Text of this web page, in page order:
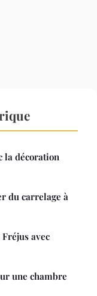
la décoration
du carrelage à
avec
une chambre